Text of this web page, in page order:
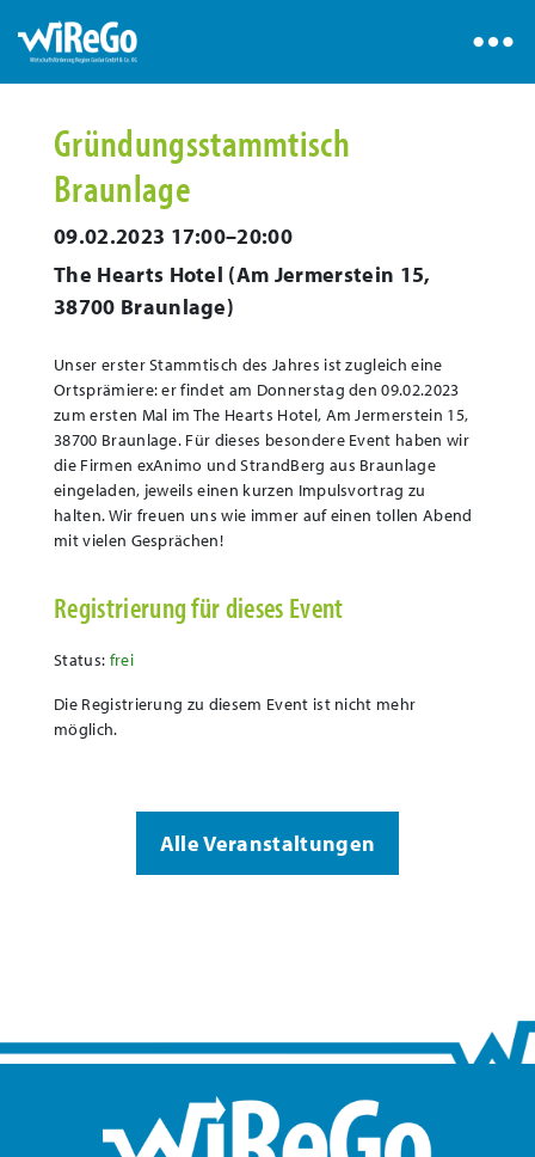
Gründungsstammtisch
Braunlage
09.02.2023 17:00–20:00
The Hearts Hotel (Am Jermerstein 15,
38700 Braunlage)
Unser erster Stammtisch des Jahres ist zugleich eine
Ortsprämiere: er findet am Donnerstag den 09.02.2023
zum ersten Mal im The Hearts Hotel, Am Jermerstein 15,
38700 Braunlage. Für dieses besondere Event haben wir
die Firmen exAnimo und StrandBerg aus Braunlage
eingeladen, jeweils einen kurzen Impulsvortrag zu
halten. Wir freuen uns wie immer auf einen tollen Abend
mit vielen Gesprächen!
Registrierung für dieses Event
Status: frei
Die Registrierung zu diesem Event ist nicht mehr
möglich.
Alle Veranstaltungen